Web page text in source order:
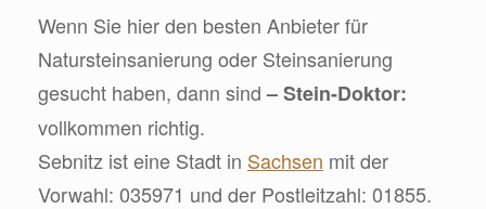
Wenn Sie hier den besten Anbieter für
Natursteinsanierung oder Steinsanierung
gesucht haben, dann sind– Stein-Doktor:
vollkommen richtig.
Sebnitz ist eine Stadt in Sachsen mit der
Vorwahl: 035971 und der Postleitzahl: 01855.